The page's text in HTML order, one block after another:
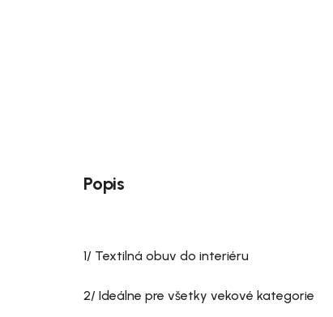
Popis
1/ Textilná obuv do interiéru
2/ Ideálne pre všetky vekové kategorie